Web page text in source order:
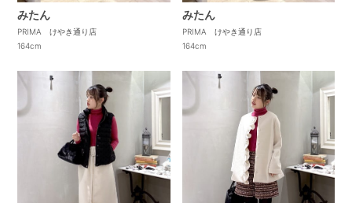
みたん
PRIMA けやき通り店
164cm
みたん
PRIMA けやき通り店
164cm